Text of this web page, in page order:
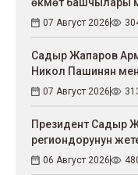
07 Август 2026
Садыр Жапаров
Никол Пашинян
07 Август 2026
Президент Садыр
региондорунун
06 Август 2026